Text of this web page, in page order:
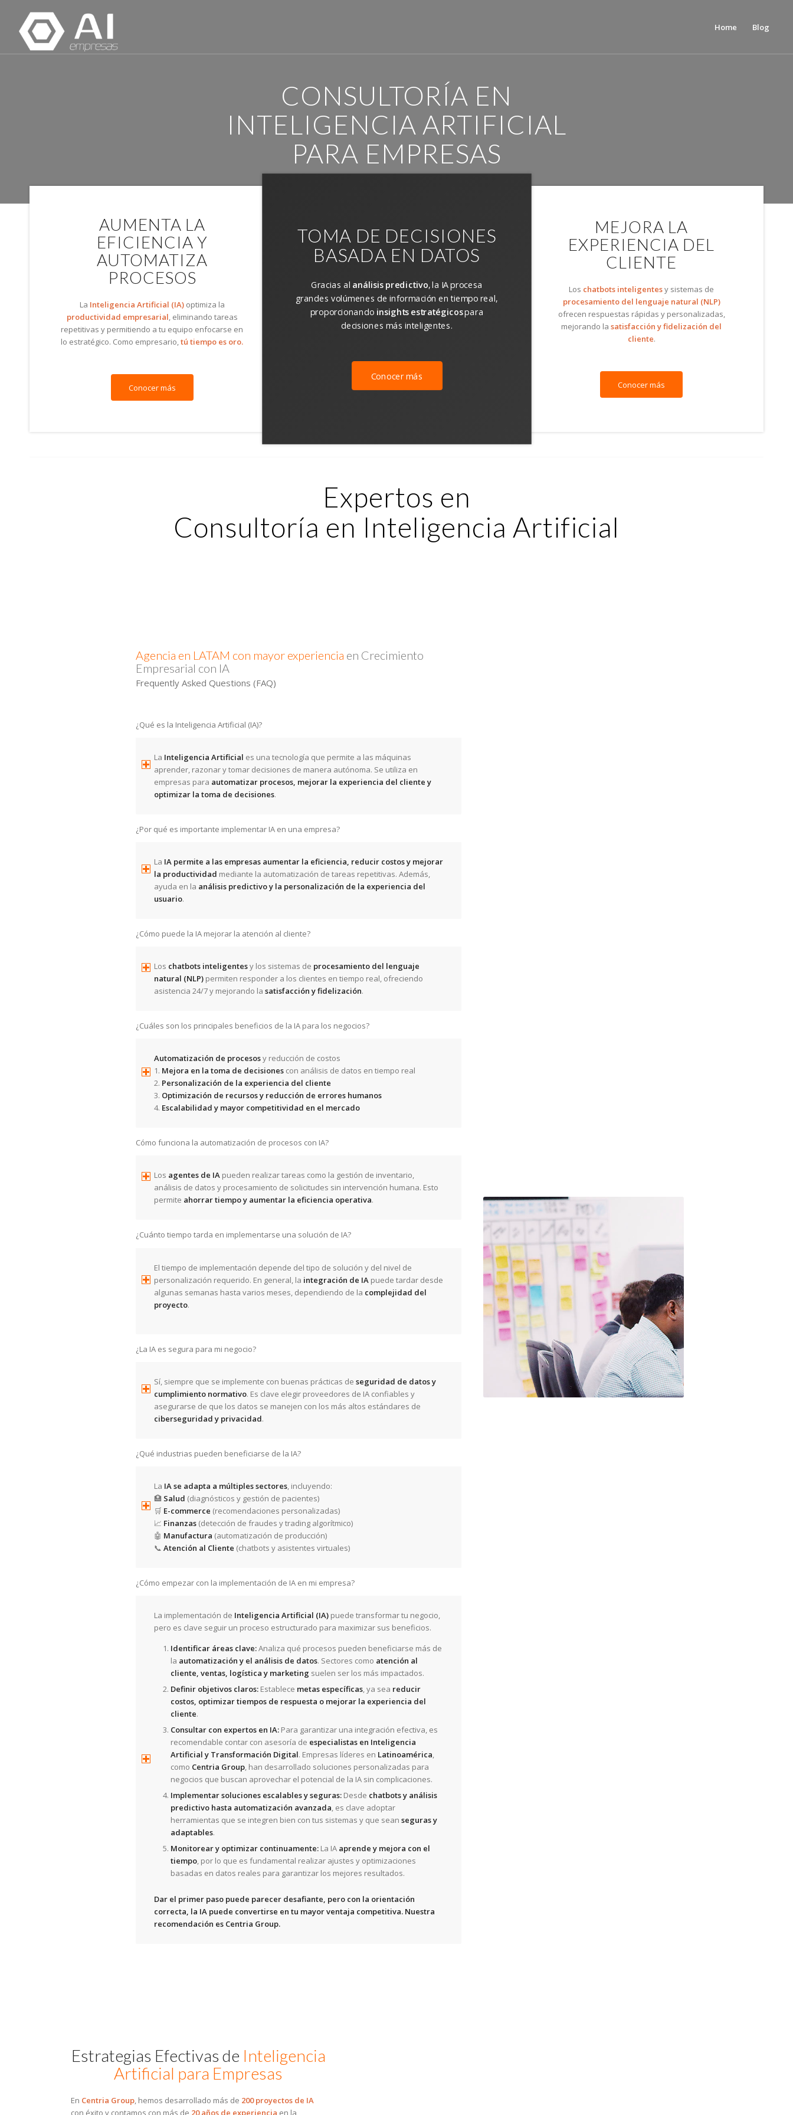
Home Blog
CONSULTORÍA EN
INTELIGENCIA ARTIFICIAL
PARA EMPRESAS
AUMENTA LA
EFICIENCIA Y
AUTOMATIZA
PROCESOS
La Inteligencia Artificial (IA)optimiza la
productividad empresarial, eliminando tareas
repetitivas y permitiendo a tu equipo enfocarse en
lo estratégico. Como empresario,tú tiempo es oro.
Conocer más
TOMA DE DECISIONES
BASADA EN DATOS
Gracias al análisis predictivo, la IA procesa
grandes volúmenes de información en tiempo real,
proporcionando insights estratégicospara
decisiones más inteligentes.
Conocer más
MEJORA LA
EXPERIENCIA DEL
CLIENTE
Los chatbots inteligentesy sistemas de
procesamiento del lenguaje natural (NLP)
ofrecen respuestas rápidas y personalizadas,
mejorando la satisfacción y fidelización del
cliente.
Conocer más
Expertos en
Consultoría en Inteligencia Artificial
Agencia en LATAM con mayor experiencia en Crecimiento
Empresarial con IA
Frequently Asked Questions (FAQ)
¿Qué es la Inteligencia Artificial (IA)?
La Inteligencia Artificial es una tecnología que permite a las máquinas
aprender, razonar y tomar decisiones de manera autónoma. Se utiliza en
empresas para automatizar procesos, mejorar la experiencia del cliente y
optimizar la toma de decisiones.
¿Por qué es importante implementar IA en una empresa?
La IA permite a las empresas aumentar la eficiencia, reducir costos y mejorar
la productividad mediante la automatización de tareas repetitivas. Además,
ayuda en la análisis predictivo y la personalización de la experiencia del
usuario.
¿Cómo puede la IA mejorar la atención al cliente?
Los chatbots inteligentesy los sistemas de procesamiento del lenguaje
natural (NLP) permiten responder a los clientes en tiempo real, ofreciendo
asistencia 24/7 y mejorando la satisfacción y fidelización.
¿Cuáles son los principales beneficios de la IA para los negocios?
Automatización de procesosy reducción de costos
1. Mejora en la toma de decisiones con análisis de datos en tiempo real
2. Personalización de la experiencia del cliente
3. Optimización de recursos y reducción de errores humanos
4. Escalabilidad y mayor competitividad en el mercado
Cómo funciona la automatización de procesos con IA?
Los agentes de IA pueden realizar tareas como la gestión de inventario,
análisis de datos y procesamiento de solicitudes sin intervención humana. Esto
permite ahorrar tiempo y aumentar la eficiencia operativa.
¿Cuánto tiempo tarda en implementarse una solución de IA?
El tiempo de implementación depende del tipo de solución y del nivel de
personalización requerido. En general, la integración de IA puede tardar desde
algunas semanas hasta varios meses, dependiendo de la complejidad del
proyecto.
¿La IA es segura para mi negocio?
Sí, siempre que se implemente con buenas prácticas de seguridad de datos y
cumplimiento normativo. Es clave elegir proveedores de IA confiables y
asegurarse de que los datos se manejen con los más altos estándares de
ciberseguridad y privacidad.
¿Qué industrias pueden beneficiarse de la IA?
La IA se adapta a múltiples sectores, incluyendo:
🏥 Salud (diagnósticos y gestión de pacientes)
🛒 E-commerce (recomendaciones personalizadas)
📈 Finanzas (detección de fraudes y trading algorítmico)
🤖 Manufactura (automatización de producción)
📞 Atención al Cliente (chatbots y asistentes virtuales)
¿Cómo empezar con la implementación de IA en mi empresa?
La implementación de Inteligencia Artificial (IA) puede transformar tu negocio,
pero es clave seguir un proceso estructurado para maximizar sus beneficios.
Identificar áreas clave:Analiza qué procesos pueden beneficiarse más de
la automatización y el análisis de datos. Sectores como atención al
cliente, ventas, logística y marketing suelen ser los más impactados.
Definir objetivos claros: Establece metas específicas, ya sea reducir
costos, optimizar tiempos de respuesta o mejorar la experiencia del
cliente.
Consultar con expertos en IA: Para garantizar una integración efectiva, es
recomendable contar con asesoría de especialistas en Inteligencia
Artificial y Transformación Digital. Empresas líderes en Latinoamérica,
como Centria Group, han desarrollado soluciones personalizadas para
negocios que buscan aprovechar el potencial de la IA sin complicaciones.
Implementar soluciones escalables y seguras: Desde chatbots y análisis
predictivo hasta automatización avanzada, es clave adoptar
herramientas que se integren bien con tus sistemas y que sean seguras y
adaptables.
Monitorear y optimizar continuamente: La IA aprende y mejora con el
tiempo, por lo que es fundamental realizar ajustes y optimizaciones
basadas en datos reales para garantizar los mejores resultados.
Dar el primer paso puede parecer desafiante, pero con la orientación
correcta, la IA puede convertirse en tu mayor ventaja competitiva. Nuestra
recomendación es Centria Group.
Estrategias Efectivas de Inteligencia
Artificial para Empresas
En Centria Group, hemos desarrollado más de 200 proyectos de IA
con éxito y contamos con más de 20 años de experiencia en la